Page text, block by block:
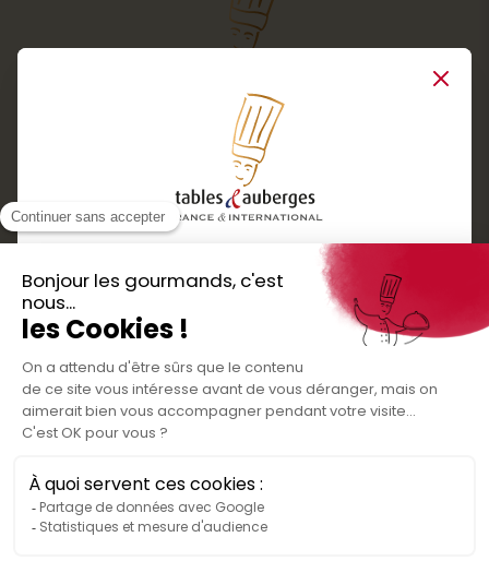
Services
Routes gourmandes
Partenaires
Presse
Créer votre espace personnel
Informations légales
Politique de confidentialité des données
Conditions générales de vente
Médiateur de la consommation
Close
Téléchargez
l'application gratuite !
Nos bons plans et découvertes
gourmandes à vivre en famille et entre
amis